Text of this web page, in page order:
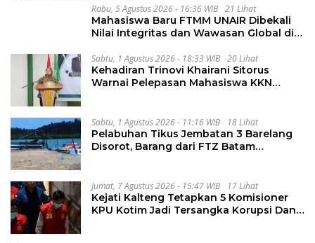
Rabu, 5 Agustus 2026 - 16:36 WIB 21 Lihat
Mahasiswa Baru FTMM UNAIR Dibekali
Nilai Integritas dan Wawasan Global di
Sabtu, 1 Agustus 2026 - 18:33 WIB 20 Lihat
Kehadiran Trinovi Khairani Sitorus
Warnai Pelepasan Mahasiswa KKN
Sabtu, 1 Agustus 2026 - 11:16 WIB 18 Lihat
Pelabuhan Tikus Jembatan 3 Barelang
Disorot, Barang dari FTZ Batam
Jumat, 7 Agustus 2026 - 15:47 WIB 17 Lihat
Kejati Kalteng Tetapkan 5 Komisioner
KPU Kotim Jadi Tersangka Korupsi Dana